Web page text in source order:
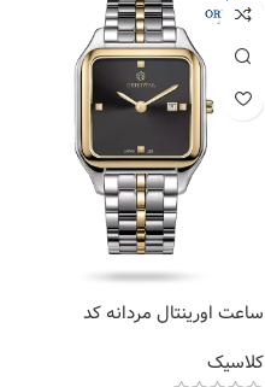
ساعت اورینتال مردانه کد
کلاسیک